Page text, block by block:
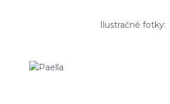
Ilustračné fotky: